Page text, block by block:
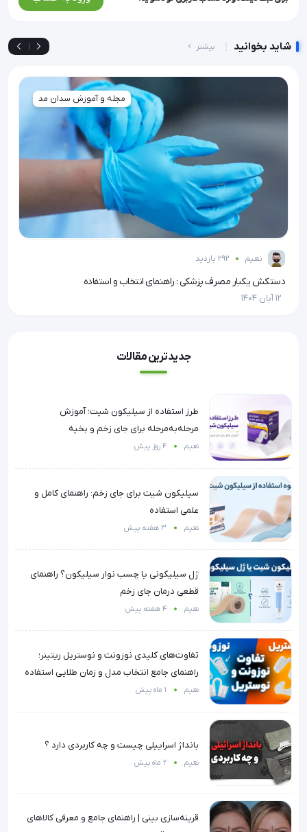
شاید بخوانید بیشتر |
مجله و آموزش سدان مد
نعیم 292 بازدید
دستکش یکبار مصرف پزشکی : راهنمای انتخاب و استفاده
12 آبان 1404
جدیدترین مقالات
طرز استفاده از سیلیکون شیت؛ آموزش
مرحله‌به‌مرحله برای جای زخم و بخیه
نعیم 4 روز پیش
سیلیکون شیت برای جای زخم: راهنمای کامل و
علمی استفاده
نعیم 3 هفته پیش
ژل سیلیکونی یا چسب نوار سیلیکون؟ راهنمای
قطعی درمان جای زخم
نعیم 4 هفته پیش
تفاوت‌های کلیدی نوزونت و نوستریل ریتینر؛
راهنمای جامع انتخاب مدل و زمان طلایی استفاده
نعیم 1 ماه پیش
بانداژ اسراییلی چیست و چه کاربردی دارد ؟
نعیم 2 ماه پیش
قرینه‌سازی بینی | راهنمای جامع و معرفی کالاهای